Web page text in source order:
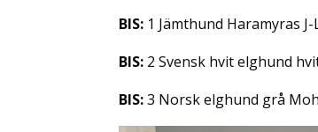
BIS: 1 Jämthund Haramyras
BIS: 2 Svensk hvit elghund
BIS:3 Norsk elghund grå